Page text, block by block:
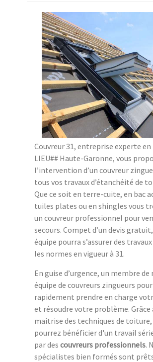
Couvreur 31, entreprise experte en
LIEU## Haute-Garonne, vous
l’intervention d’un couvreur
tous vos travaux d’étanchéité de
Que ce soit en terre-cuite, en bac
tuiles plates ou en shingles vous
un couvreur professionnel pour
secours. Compet d’un devis
équipe pourra s’assurer des
les normes en vigueur à 31.
En guise d’urgence, un membre
équipe de couvreurs zingueurs
rapidement prendre en charge
et résoudre votre problème. Grâce
maitrise des techniques de toiture,
pourrez bénéficier d'un travail
par des couvreurs professionnels.
spécialistes bien formés sont